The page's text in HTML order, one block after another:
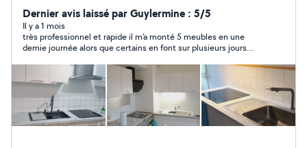
Dernier avis laissé par Guylermine : 5/5
Il y a 1 mois
très professionnel et rapide il m'a monté 5 meubles en une
demie journée alors que certains en font sur plusieurs jours
les yeux fermés